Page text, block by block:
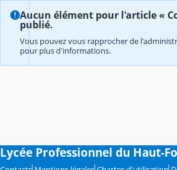
Aucun élément pour l'article «
publié.
Vous pouvez vous rapprocher de
pour plus d'informations.
Lycée Professionnel du Haut-